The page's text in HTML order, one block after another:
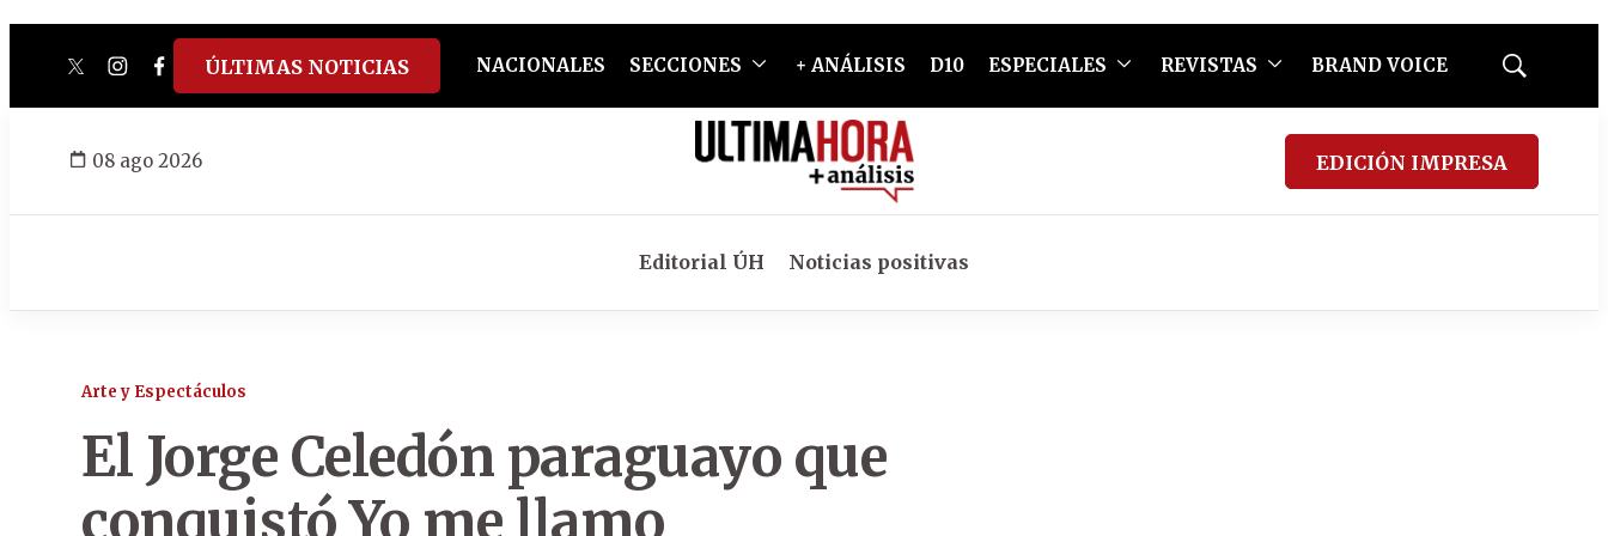
twitterinstagram
facebook
tiktokyoutube
spotify
ÚLTIMAS NOTICIAS NACIONALES SECCIONES + ANÁLISIS D10 ESPECIALES REVISTAS BRAND VOICE
Mostrar
08 ago 2026 EDICIÓN IMPRESA
Editorial ÚH Noticias positivas
Arte y Espectáculos
El Jorge Celedón paraguayo que
conquistó Yo me llamo